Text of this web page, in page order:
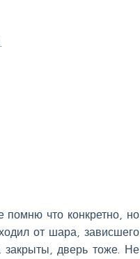
помню что конкретно, но
от шара, зависшего
закрыты, дверь тоже. Не